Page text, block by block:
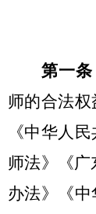
第一条
师的合法
《中华人
师法》
《
办法》《